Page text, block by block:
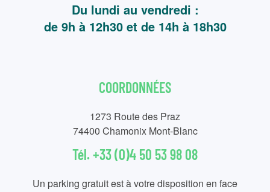
Du lundi au vendredi :
de 9h à 12h30 et de 14h à 18h30
COORDONNÉES
1273 Route des Praz
74400 Chamonix Mont-Blanc
Tél. +33 (0)4 50 53 98 08
Un parking gratuit est à votre disposition en face